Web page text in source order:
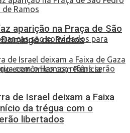
aparição na Praça de São
de Ramos
de Israel deixam a Faixa
da trégua com o
libertados